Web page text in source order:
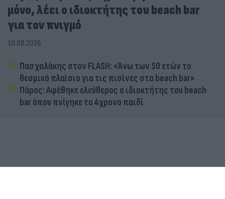
μόνο, λέει ο ιδιοκτήτης του beach bar
για τον πνιγμό
10.08.2026
Πασχαλάκης στον FLASH: «Άνω των 50 ετών το
θεσμικό πλαίσιο για τις πισίνες στα beach bar»
Πάρος: Αφέθηκε ελεύθερος ο ιδιοκτήτης του beach
bar όπου πνίγηκε το 4χρονο παιδί